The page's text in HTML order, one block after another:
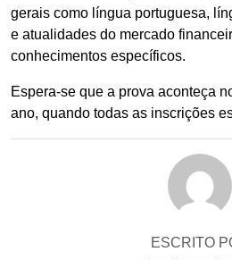
gerais como língua portuguesa,
e atualidades do mercado
conhecimentos específicos.
Espera-se que a prova aconteça
ano, quando todas as inscrições
ESCRITO